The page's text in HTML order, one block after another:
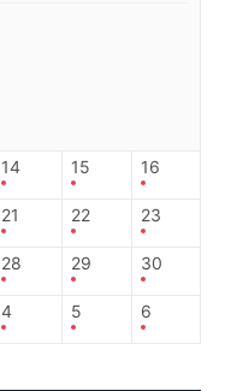
14 15 16
21 22 23
28 29 30
4 5 6